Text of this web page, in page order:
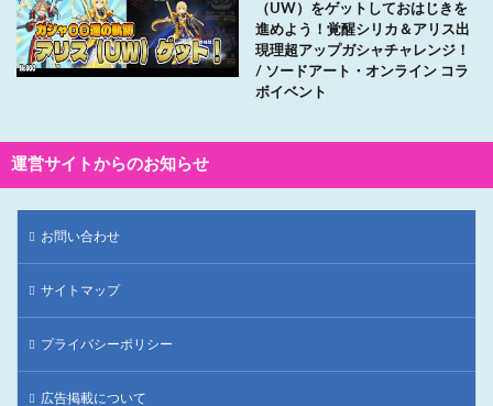
（UW）をゲットしておはじきを
進めよう！覚醒シリカ＆アリス出
現理超アップガシャチャレンジ！
/ ソードアート・オンライン コラ
ボイベント
運営サイトからのお知らせ
お問い合わせ
サイトマップ
プライバシーポリシー
広告掲載について